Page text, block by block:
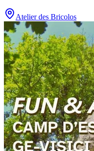
Atelier des Bricolos